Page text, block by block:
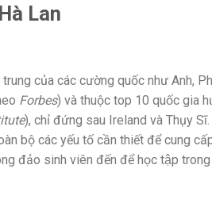
Lan
của các cường quốc như Anh,
Forbes) và thuộc top 10 quốc gia
), chỉ đứng sau Ireland và Thụy
bộ các yếu tố cần thiết để cung
đảo sinh viên đến để học tập